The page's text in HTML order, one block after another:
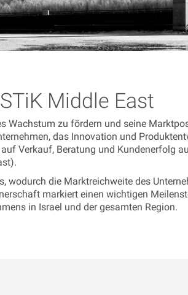
Middle East
Wachstum zu fördern und seine
das Innovation und
Verkauf, Beratung und Kundenerfolg
wodurch die Marktreichweite des
markiert einen wichtigen
in Israel und der gesamten Region.